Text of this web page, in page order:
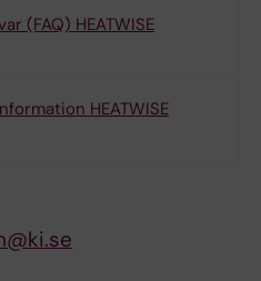
(FAQ) HEATWISE
HEATWISE